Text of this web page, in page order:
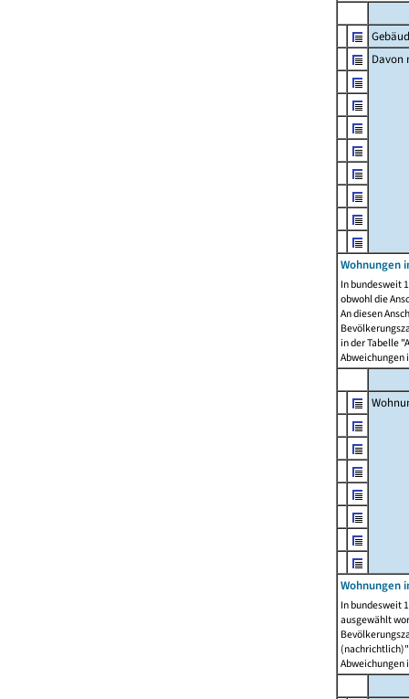
Davon
Wohnungen
In bundesweit
obwohl die
An diesen
in der Tabelle
Abweichungen
Wohnungen
In bundesweit
ausgewählt
Abweichungen